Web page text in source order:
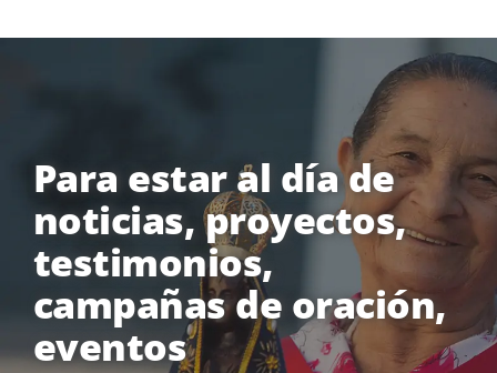
Para estar al día de
noticias, proyectos,
testimonios,
campañas de oración,
eventos